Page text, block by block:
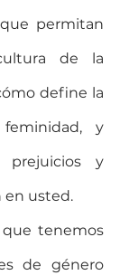
permitan
de la
define la
y
prejuicios y
en usted.
tenemos
de género